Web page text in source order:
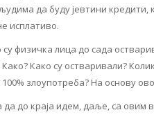
да буду јевтини
исплативо.
су физичка лица до сада
Како су остваривали?
злоупотреба? На основу
до краја идем, даље, са